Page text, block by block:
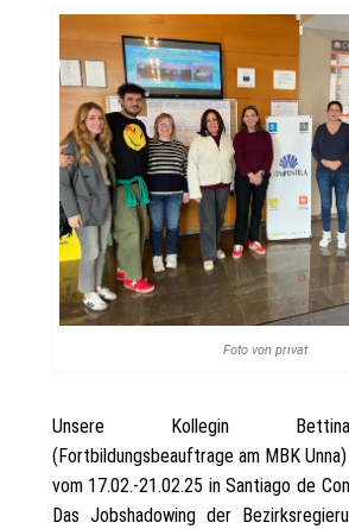
Foto von privat
Unsere Kollegin
(Fortbildungsbeauftrage am MBK
vom 17.02.-21.02.25 in Santiago de
Das Jobshadowing der